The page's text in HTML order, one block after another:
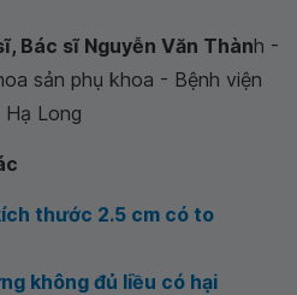
Bác sĩ Nguyễn Văn Thành -
sản phụ khoa - Bệnh viện
Long
thước 2.5 cm có to
không đủ liều có hại